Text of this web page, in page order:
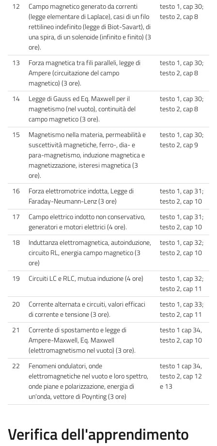
12
Campo magnetico generato da correnti
(legge elementare di Laplace), casi di un filo
rettilineo indefinito (legge di Biot-Savart), di
una spira, di un solenoide (infinito e finito) (3
ore).
testo 1, cap 30;
testo 2, cap 8
13
Forza magnetica tra fili paralleli, legge di
Ampere (circuitazione del campo
magnetico) (3 ore).
testo 1, cap 30;
testo 2, cap 8
14
Legge di Gauss ed Eq. Maxwell per il
magnetismo (nel vuoto), continuità del
campo magnetico (3 ore).
testo 1, cap 30;
testo 2, cap 8
15
Magnetismo nella materia, permeabilità e
suscettività magnetiche, ferro-, dia- e
para-magnetismo, induzione magnetica e
magnetizzazione, isteresi magnetica (3
ore).
testo 1, cap 30;
testo 2, cap 9
16
Forza elettromotrice indotta, Legge di
Faraday-Neumann-Lenz (3 ore)
testo 1, cap 31;
testo 2, cap 10
17
Campo elettrico indotto non conservativo,
generatori e motori elettrici (4 ore).
testo 1, cap 31;
testo 2, cap 10
18
Induttanza elettromagnetica, autoinduzione,
circuito RL, energia campo magnetico (3
ore)
testo 1, cap 32;
testo 2, cap 10
19 Circuiti LC e RLC, mutua induzione (4 ore)
testo 1, cap 32;
testo 2, cap 11
20
Corrente alternata e circuiti, valori efficaci
di corrente e tensione (3 ore).
testo 1, cap 33;
testo 2, cap 11
21
Corrente di spostamento e legge di
Ampere-Maxwell, Eq. Maxwell
(elettromagnetismo nel vuoto) (3 ore).
testo 1 cap 34,
testo 2, cap 10
22
Fenomeni ondulatori, onde
elettromagnetiche nel vuoto e loro spettro,
onde piane e polarizzazione, energia di
un'onda, vettore di Poynting (3 ore)
testo 1 cap 34,
testo 2, cap 12
e 13
Verifica dell'apprendimento